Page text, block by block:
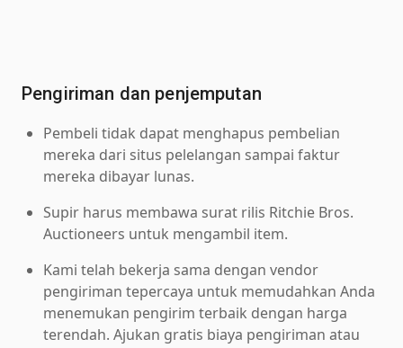
Pengiriman dan penjemputan
Pembeli tidak dapat menghapus pembelian
mereka dari situs pelelangan sampai faktur
mereka dibayar lunas.
Supir harus membawa surat rilis Ritchie Bros.
Auctioneers untuk mengambil item.
Kami telah bekerja sama dengan vendor
pengiriman tepercaya untuk memudahkan Anda
menemukan pengirim terbaik dengan harga
terendah. Ajukan gratis biaya pengiriman atau